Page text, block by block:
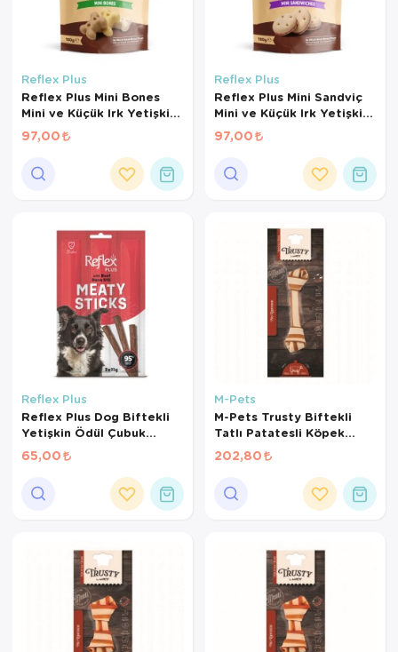
Reflex Plus
Reflex Plus Mini Bones
Mini ve Küçük Irk Yetişkin
Köpek Ödül Maması 150 Gr
97,00
Reflex Plus
Reflex Plus Mini Sandviç
Mini ve Küçük Irk Yetişkin
Köpek Ödül Maması 150 Gr
97,00
Reflex Plus
Reflex Plus Dog Biftekli
Yetişkin Ödül Çubuk
3*11Gr
65,00
M-Pets
M-Pets Trusty Biftekli
Tatlı Patatesli Köpek
Kemiği 20cm 100gr
202,80